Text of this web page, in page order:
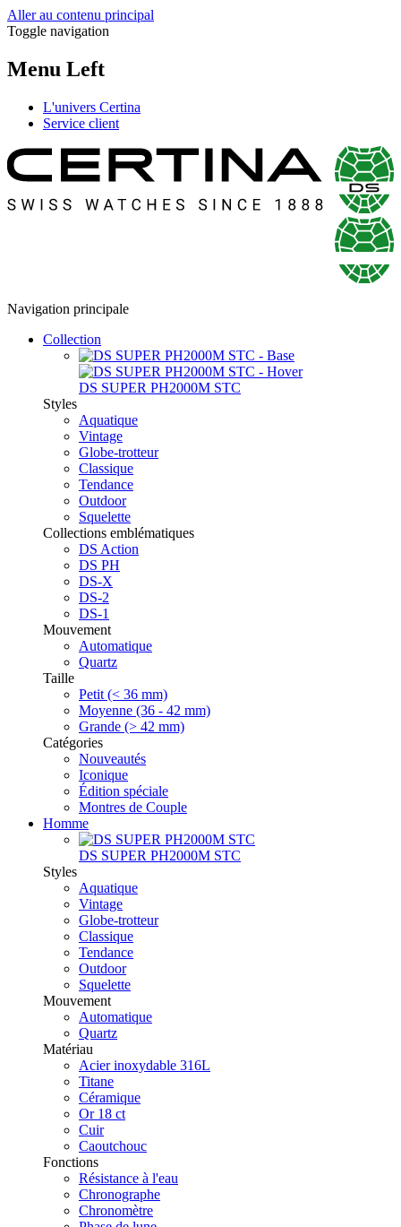
Aller au contenu principal
Toggle navigation
Menu Left
L'univers Certina
Service client
Navigation principale
Collection
DS SUPER PH2000M STC
Styles
Aquatique
Vintage
Globe-trotteur
Classique
Tendance
Outdoor
Squelette
Collections emblématiques
DS Action
DS PH
DS-X
DS-2
DS-1
Mouvement
Automatique
Quartz
Taille
Petit (< 36 mm)
Moyenne (36 - 42 mm)
Grande (> 42 mm)
Catégories
Nouveautés
Iconique
Édition spéciale
Montres de Couple
Homme
DS SUPER PH2000M STC
Styles
Aquatique
Vintage
Globe-trotteur
Classique
Tendance
Outdoor
Squelette
Mouvement
Automatique
Quartz
Matériau
Acier inoxydable 316L
Titane
Céramique
Or 18 ct
Cuir
Caoutchouc
Fonctions
Résistance à l'eau
Chronographe
Chronomètre